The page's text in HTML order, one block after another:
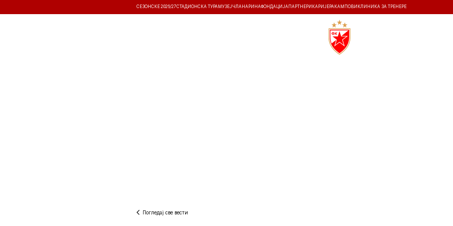
СЕЗОНСКЕ 2026/27СТАДИОНСКА ТУРА МУЗЕЈ ЧЛАНАРИНАФОНДАЦИЈА ПАРТНЕРИ КАРИЈЕРА КАМПОВИ КЛИНИКА ЗА ТРЕНЕРЕ
Погледај све вести